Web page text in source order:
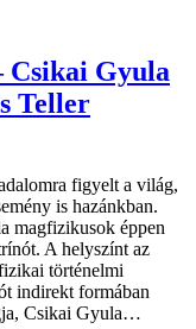
Csikai Gyula
Teller
figyelt a világ,
is hazánkban.
magfizikusok éppen
A helyszínt az
történelmi
indirekt formában
Csikai Gyula…